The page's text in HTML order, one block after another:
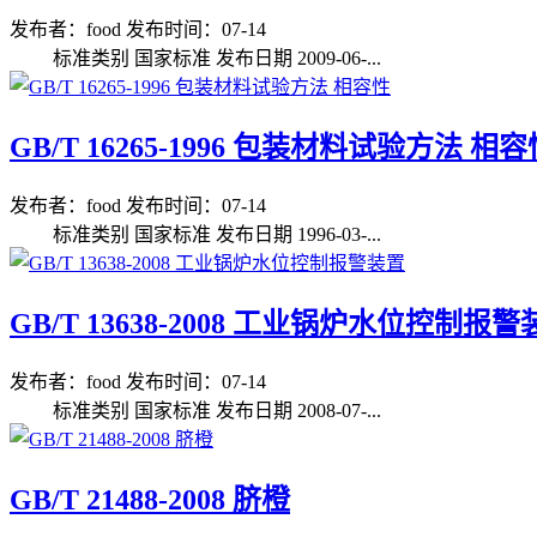
发布者：food 发布时间：07-14
标准类别 国家标准 发布日期 2009-06-...
GB/T 16265-1996 包装材料试验方法 相容
发布者：food 发布时间：07-14
标准类别 国家标准 发布日期 1996-03-...
GB/T 13638-2008 工业锅炉水位控制报警
发布者：food 发布时间：07-14
标准类别 国家标准 发布日期 2008-07-...
GB/T 21488-2008 脐橙